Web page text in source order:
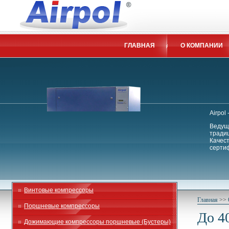
ГЛАВНАЯ О КОМПАНИИ
Airpol
Винтовые компрессоры
Поршневые компрессоры
Дожимающие компрессоры поршневые (Бустеры)
Главная >>
До